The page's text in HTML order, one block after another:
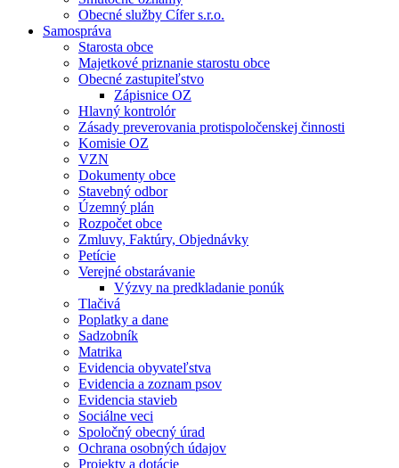
Obecné služby Cífer s.r.o.
Samospráva
Starosta obce
Majetkové priznanie starostu obce
Obecné zastupiteľstvo
Zápisnice OZ
Hlavný kontrolór
Zásady preverovania protispoločenskej činnosti
Komisie OZ
VZN
Dokumenty obce
Stavebný odbor
Územný plán
Rozpočet obce
Zmluvy, Faktúry, Objednávky
Petície
Verejné obstarávanie
Výzvy na predkladanie ponúk
Tlačivá
Poplatky a dane
Sadzobník
Matrika
Evidencia obyvateľstva
Evidencia a zoznam psov
Evidencia stavieb
Sociálne veci
Spoločný obecný úrad
Ochrana osobných údajov
Projekty a dotácie